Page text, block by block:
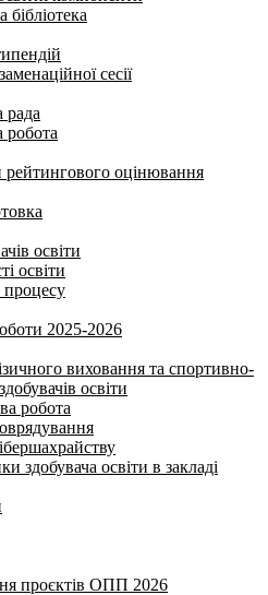
бібліотека
сесії
рада
оцінювання
освіти
освіти
процесу
2025-2026
виховання та спортивно-
освіти
робота
здобувача освіти в закладі
проєктів ОПП 2026